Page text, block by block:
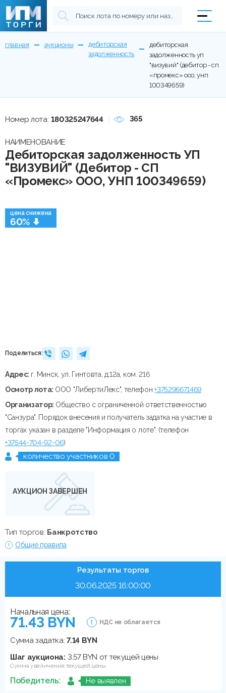
главная аукционы
дебиторская
задолженность
дебиторская
задолженность уп
"визувий" (дебитор - сп
«промекс» ооо, унп
100349659)
цена снижена
60%
Поделиться:
Номер лота: 180325247644 365
НАИМЕНОВАНИЕ
Дебиторская задолженность УП
"ВИЗУВИЙ" (Дебитор - СП
«Промекс» ООО, УНП 100349659)
Адрес: г. Минск, ул. Гинтовта, д.12а, ком. 216
Осмотр лота: ООО "ЛибертиЛекс", телефон+375296671469
Организатор: Общество с ограниченной ответственностью
"Санзура". Порядок внесения и получатель задатка на участие в
торгах указан в разделе "Информация о лоте". (телефон
+37544-704-92-06)
количество участников 0
АУКЦИОН ЗАВЕРШЕН
Тип торгов: Банкротство
Общие правила
Результаты торгов
30.06.2025 16:00:00
Начальная цена:
71.43 BYN НДС не облагается
Сумма задатка:7.14 BYN
Шаг аукциона: 3.57 BYN от текущей цены
Сумма увеличения текущей цены
Победитель: Не выявлен